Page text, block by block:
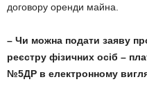
договору оренди майна.
– Чи можна подати заяву
реєстру фізичних осіб –
№5ДР в електронному